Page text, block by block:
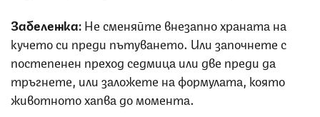
Забележка:Не сменяйте внезапно храната на
кучето си преди пътуването. Или започнете с
постепенен преход седмица или две преди да
тръгнете, или заложете на формулата, която
животното хапва до момента.